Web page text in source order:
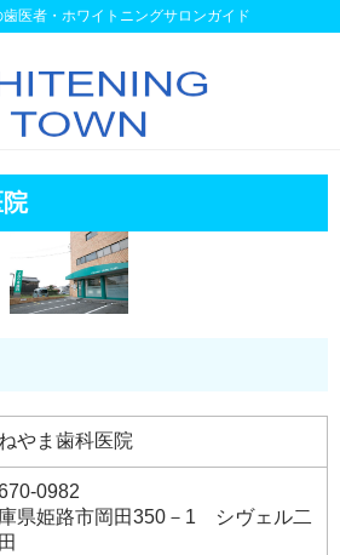
医者・ホワイトニングサロンガイド
やま歯科医院
0982
県姫路市岡田350－1 シヴェル二